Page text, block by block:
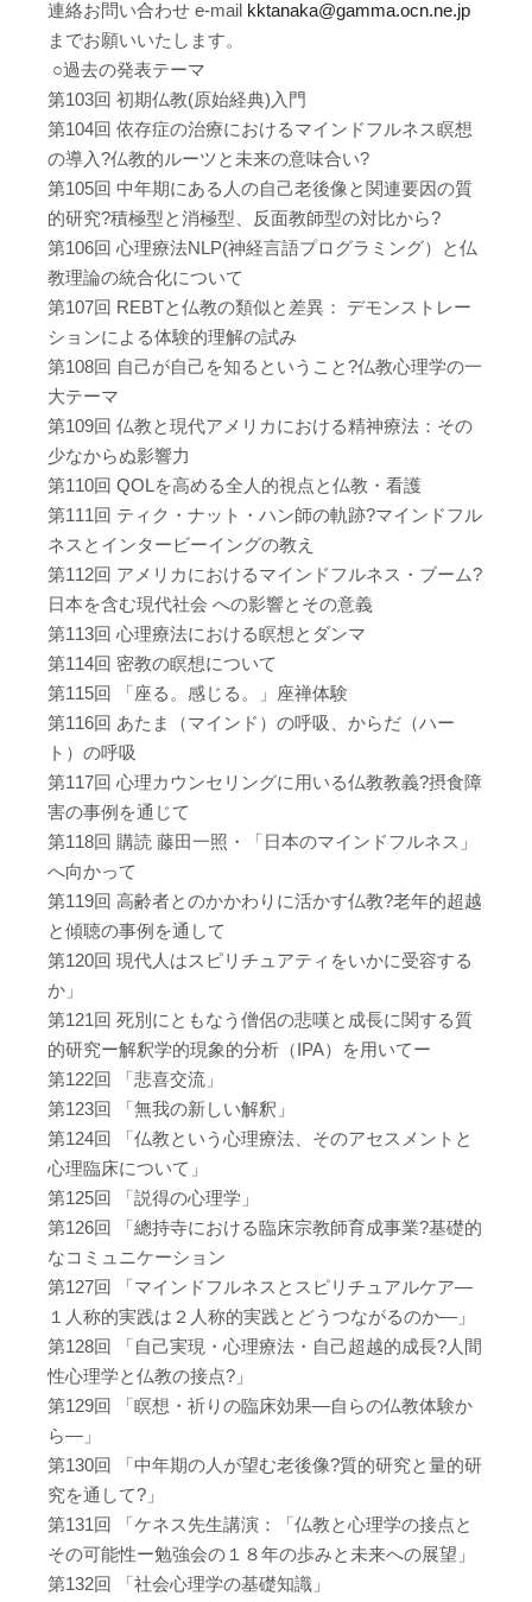
連絡お問い合わせ e-mail kktanaka@gamma.ocn.ne.jp
までお願いいたします。
○過去の発表テーマ
第103回 初期仏教(原始経典)入門
第104回 依存症の治療におけるマインドフルネス瞑想
の導入?仏教的ルーツと未来の意味合い?
第105回 中年期にある人の自己老後像と関連要因の質
的研究?積極型と消極型、反面教師型の対比から?
第106回 心理療法NLP(神経言語プログラミング）と仏
教理論の統合化について
第107回 REBTと仏教の類似と差異： デモンストレー
ションによる体験的理解の試み
第108回 自己が自己を知るということ?仏教心理学の一
大テーマ
第109回 仏教と現代アメリカにおける精神療法：その
少なからぬ影響力
第110回 QOLを高める全人的視点と仏教・看護
第111回 ティク・ナット・ハン師の軌跡?マインドフル
ネスとインタービーイングの教え
第112回 アメリカにおけるマインドフルネス・ブーム?
日本を含む現代社会 への影響とその意義
第113回 心理療法における瞑想とダンマ
第114回 密教の瞑想について
第115回 「座る。感じる。」座禅体験
第116回 あたま（マインド）の呼吸、からだ（ハー
ト）の呼吸
第117回 心理カウンセリングに用いる仏教教義?摂食障
害の事例を通じて
第118回 購読 藤田一照・「日本のマインドフルネス」
へ向かって
第119回 高齢者とのかかわりに活かす仏教?老年的超越
と傾聴の事例を通して
第120回 現代人はスピリチュアティをいかに受容する
か」
第121回 死別にともなう僧侶の悲嘆と成長に関する質
的研究ー解釈学的現象的分析（IPA）を用いてー
第122回 「悲喜交流」
第123回 「無我の新しい解釈」
第124回 「仏教という心理療法、そのアセスメントと
心理臨床について」
第125回 「説得の心理学」
第126回 「總持寺における臨床宗教師育成事業?基礎的
なコミュニケーション
第127回 「マインドフルネスとスピリチュアルケア―
１人称的実践は２人称的実践とどうつながるのか―」
第128回 「自己実現・心理療法・自己超越的成長?人間
性心理学と仏教の接点?」
第129回 「瞑想・祈りの臨床効果―自らの仏教体験か
ら―」
第130回 「中年期の人が望む老後像?質的研究と量的研
究を通して?」
第131回 「ケネス先生講演：「仏教と心理学の接点と
その可能性ー勉強会の１８年の歩みと未来への展望」
第132回 「社会心理学の基礎知識」